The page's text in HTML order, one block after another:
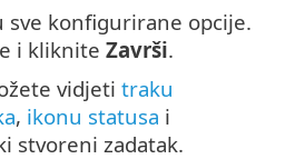
sve konfigurirane opcije.
i kliknite Završi.
vidjeti traku
, ikonu statusa i
stvoreni zadatak.